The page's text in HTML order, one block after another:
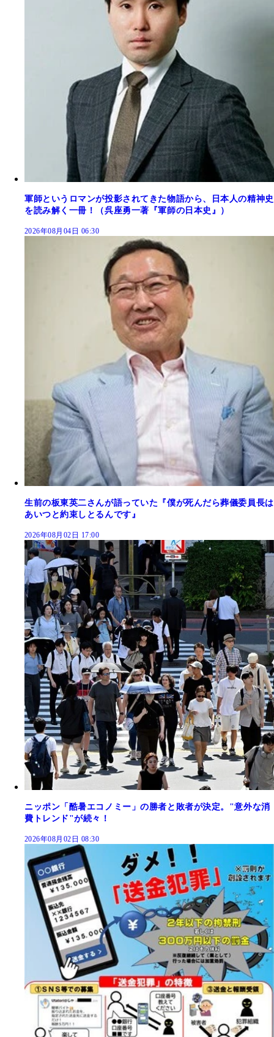
軍師というロマンが投影されてきた物語から、日本人の精神史
を読み解く一冊！（呉座勇一著『軍師の日本史』）
2026年08月04日 06:30
生前の板東英二さんが語っていた『僕が死んだら葬儀委員長は
あいつと約束しとるんです』
2026年08月02日 17:00
ニッポン「酷暑エコノミー」の勝者と敗者が決定。"意外な消
費トレンド"が続々！
2026年08月02日 08:30